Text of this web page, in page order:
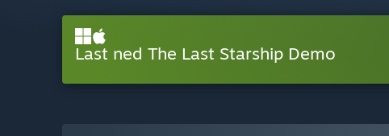
Last ned The Last Starship Demo